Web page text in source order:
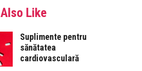
Also Like
Suplimente pentru
sănătatea
cardiovasculară